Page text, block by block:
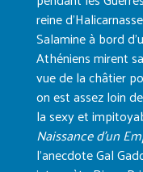
reine
Salamine à bord
Athéniens mirent
vue de la châtier
on est assez loin
la sexy et
Naissance d’un
l’anecdote Gal